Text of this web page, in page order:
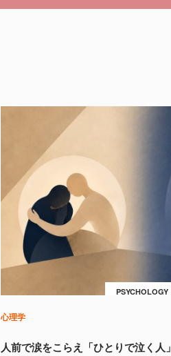
PSYCHOLOGY
心理学
人前で涙をこらえ「ひとりで泣く